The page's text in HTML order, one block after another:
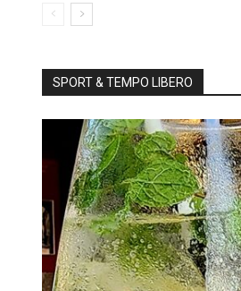
SPORT & TEMPO LIBERO